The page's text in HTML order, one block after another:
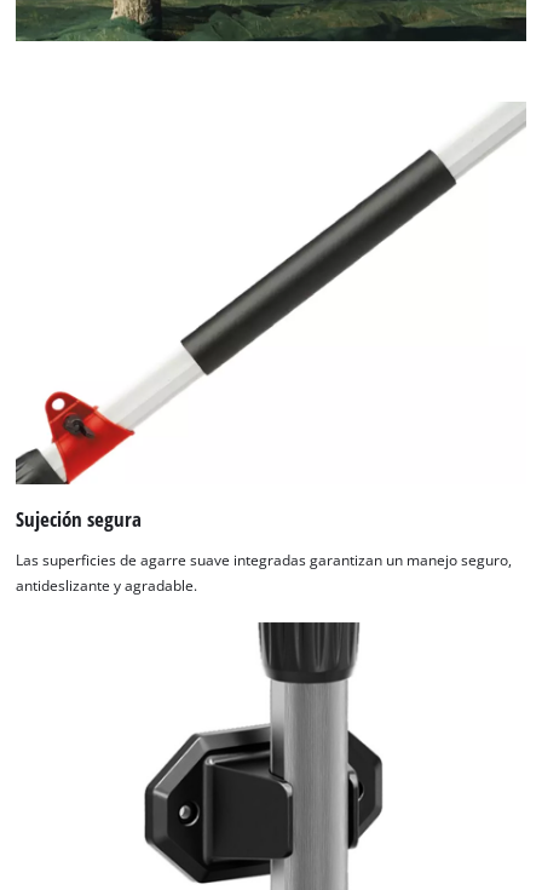
¡Necesitamos su consentimiento para
cargar el servicio Google Maps!
This content is not permitted to load due
Powered by Usercentrics Consent
Management Platform
Sujeción segura
Las superficies de agarre suave integradas garantizan un manejo seguro,
antideslizante y agradable.